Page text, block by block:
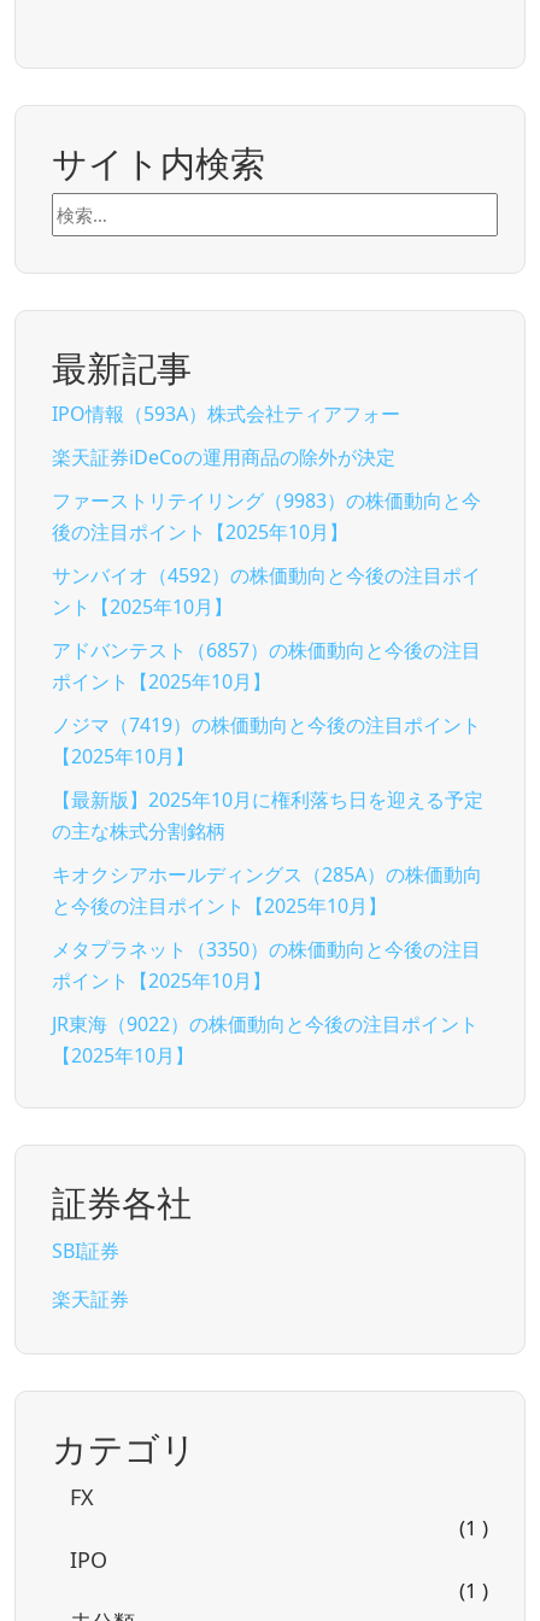
サイト内検索
検
索:
最新記事
IPO情報（593A）株式会社ティアフォー
楽天証券iDeCoの運用商品の除外が決定
ファーストリテイリング（9983）の株価動向と今
後の注目ポイント【2025年10月】
サンバイオ（4592）の株価動向と今後の注目ポイ
ント【2025年10月】
アドバンテスト（6857）の株価動向と今後の注目
ポイント【2025年10月】
ノジマ（7419）の株価動向と今後の注目ポイント
【2025年10月】
【最新版】2025年10月に権利落ち日を迎える予定
の主な株式分割銘柄
キオクシアホールディングス（285A）の株価動向
と今後の注目ポイント【2025年10月】
メタプラネット（3350）の株価動向と今後の注目
ポイント【2025年10月】
JR東海（9022）の株価動向と今後の注目ポイント
【2025年10月】
証券各社
SBI証券
楽天証券
カテゴリ
FX
(1 )
IPO
(1 )